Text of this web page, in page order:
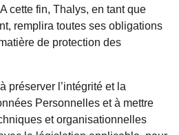
cette fin, Thalys, en tant que
remplira toutes ses obligations
de protection des
préserver l’intégrité et la
Personnelles et à mettre
et organisationnelles